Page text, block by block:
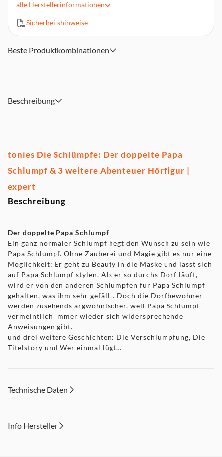
Altersempfehlung: Ab 5 Jahren
Laufzeit: ca. 66 Minuten
Material: Kunststoff
alle Herstellerinformationen
Sicherheitshinweise
Beste Produktkombinationen
Beschreibung
tonies Die Schlümpfe: Der doppelte Papa
Schlumpf & 3 weitere Abenteuer Hörfigur |
expert
Beschreibung
Der doppelte Papa Schlumpf
Ein ganz normaler Schlumpf hegt den Wunsch zu sein wie
Papa Schlumpf. Ohne Zauberei und Magie gibt es nur eine
Möglichkeit: Er geht zu Beauty in die Maske und lässt sich
auf Papa Schlumpf stylen. Als er so durchs Dorf läuft,
wird er von den anderen Schlümpfen für Papa Schlumpf
gehalten, was ihm sehr gefällt. Doch die Dorfbewohner
werden zusehends argwöhnischer, weil Papa Schlumpf
vermeintlich immer wieder sich widersprechende
Anweisungen gibt.
und drei weitere Geschichten: Die Verschlumpfung, Die
Titelstory und Wer einmal lügt…
Technische Daten
Info Hersteller